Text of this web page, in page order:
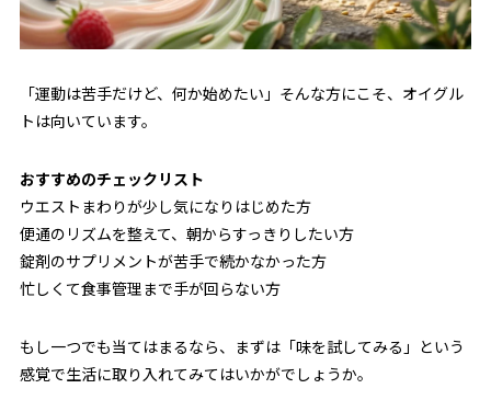
「運動は苦手だけど、何か始めたい」そんな方にこそ、オイグル
トは向いています。
おすすめのチェックリスト
ウエストまわりが少し気になりはじめた方
便通のリズムを整えて、朝からすっきりしたい方
錠剤のサプリメントが苦手で続かなかった方
忙しくて食事管理まで手が回らない方
もし一つでも当てはまるなら、まずは「味を試してみる」という
感覚で生活に取り入れてみてはいかがでしょうか。